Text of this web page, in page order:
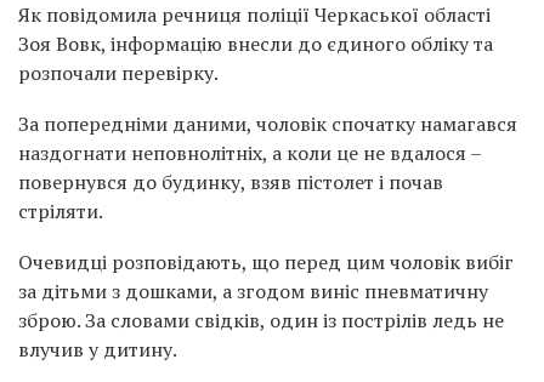
Як повідомила речниця поліції Черкаської області
Зоя Вовк, інформацію внесли до єдиного обліку та
розпочали перевірку.
За попередніми даними, чоловік спочатку намагався
наздогнати неповнолітніх, а коли це не вдалося –
повернувся до будинку, взяв пістолет і почав
стріляти.
Очевидці розповідають, що перед цим чоловік вибіг
за дітьми з дошками, а згодом виніс пневматичну
зброю. За словами свідків, один із пострілів ледь не
влучив у дитину.